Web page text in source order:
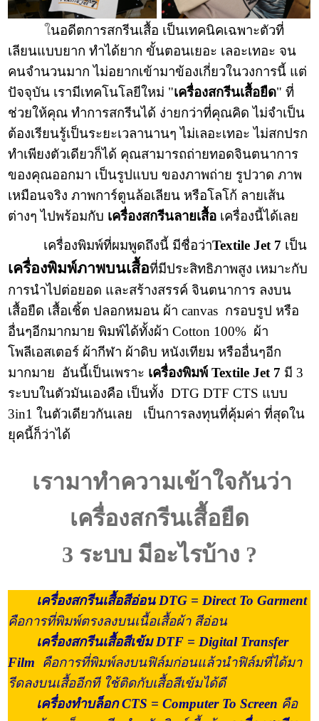
ในอดีตการสกรีนเสื้อ เป็นเทคนิคเฉพาะตัวที่
เลียนแบบยาก ทำได้ยาก ขั้นตอนเยอะ เลอะเทอะ จน
คนจำนวนมาก ไม่อยากเข้ามาข้องเกี่ยวในวงการนี้ แต่
ปัจจุบัน เรามีเทคโนโลยีใหม่ "เครื่องสกรีนเสื้อยืด" ที่
ช่วยให้คุณ ทำการสกรีนได้ ง่ายกว่าที่คุณคิด ไม่จำเป็น
ต้องเรียนรู้เป็นระยะเวลานานๆ ไม่เลอะเทอะ ไม่สกปรก
ทำเพียงตัวเดียวก็ได้ คุณสามารถถ่ายทอดจินตนาการ
ของคุณออกมา เป็นรูปแบบ ของภาพถ่าย รูปวาด ภาพ
เหมือนจริง ภาพการ์ตูนล้อเลียน หรือโลโก้ ลายเส้น
ต่างๆ ไปพร้อมกับ เครื่องสกรีนลายเสื้อ เครื่องนี้ได้เลย
เครื่องพิมพ์ที่ผมพูดถึงนี้ มีชื่อว่าTextile Jet 7 เป็น
เครื่องพิมพ์ภาพบนเสื้อที่มีประสิทธิภาพสูง เหมาะกับ
การนำไปต่อยอด และสร้างสรรค์ จินตนาการ ลงบน
เสื้อยืด เสื้อเชิ้ต ปลอกหมอน ผ้า canvas กรอบรูป หรือ
อื่นๆอีกมากมาย พิมพ์ได้ทั้งผ้า Cotton 100% ผ้า
โพลีเอสเตอร์ ผ้ากีฬา ผ้าดิบ หนังเทียม หรืออื่นๆอีก
มากมาย อันนี้เป็นเพราะ เครื่องพิมพ์ Textile Jet 7 มี 3
ระบบในตัวมันเองคือ เป็นทั้ง DTG DTF CTS แบบ
3in1 ในตัวเดียวกันเลย เป็นการลงทุนที่คุ้มค่า ที่สุดใน
ยุคนี้ก็ว่าได้
เรามาทำความเข้าใจกันว่า
เครื่องสกรีนเสื้อยืด
3 ระบบ มีอะไรบ้าง ?
เครื่องสกรีนเสื้อสีอ่อน DTG = Direct To Garment
คือการที่พิมพ์ตรงลงบนเนื้อเสื้อผ้า สีอ่อน
เครื่องสกรีนเสื้อสีเข้มDTF = Digital Transfer
Film คือการที่พิมพ์ลงบนฟิล์มก่อนแล้วนำฟิล์มที่ได้มา
รีดลงบนเสื้ออีกที ใช้ติดกับเสื้อสีเข้มได้ดี
เครื่องทำบล็อก CTS = Computer To Screen คือ